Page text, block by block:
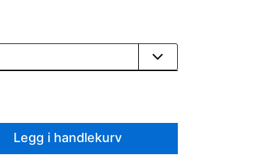
Legg i handlekurv